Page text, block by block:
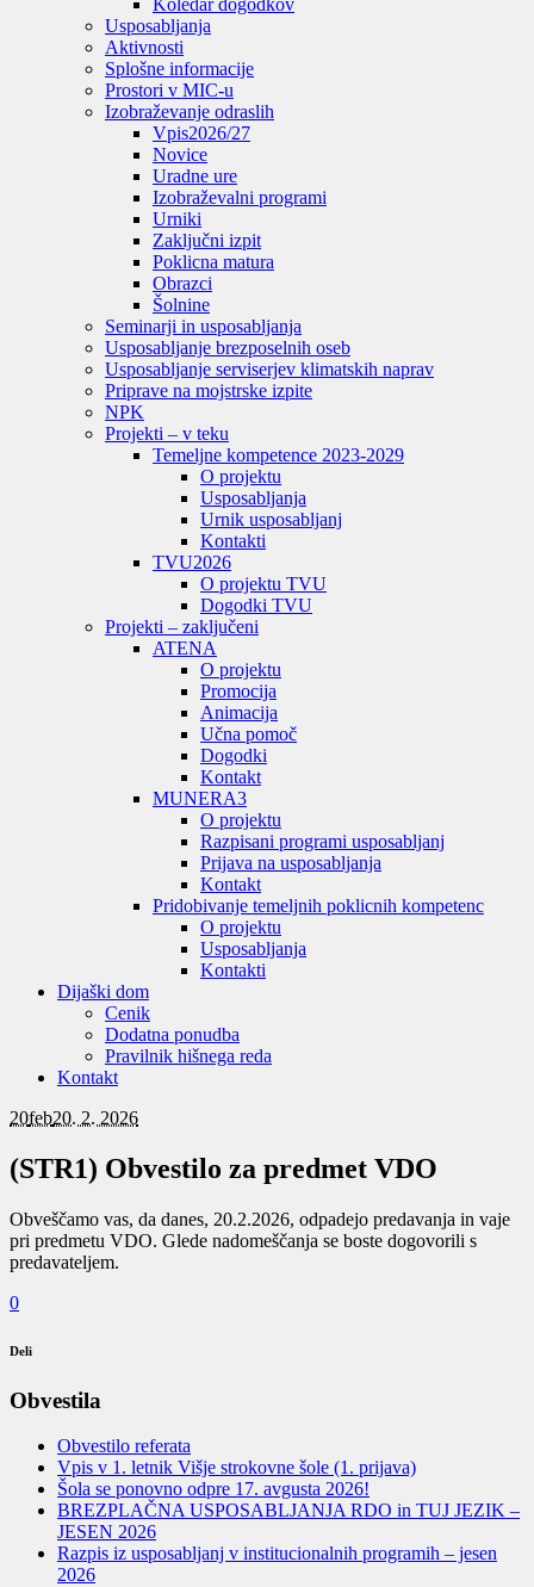
Koledar dogodkov
Usposabljanja
Aktivnosti
Splošne informacije
Prostori v MIC-u
Izobraževanje odraslih
Vpis2026/27
Novice
Uradne ure
Izobraževalni programi
Urniki
Zaključni izpit
Poklicna matura
Obrazci
Šolnine
Seminarji in usposabljanja
Usposabljanje brezposelnih oseb
Usposabljanje serviserjev klimatskih naprav
Priprave na mojstrske izpite
NPK
Projekti – v teku
Temeljne kompetence 2023-2029
O projektu
Usposabljanja
Urnik usposabljanj
Kontakti
TVU2026
O projektu TVU
Dogodki TVU
Projekti – zaključeni
ATENA
O projektu
Promocija
Animacija
Učna pomoč
Dogodki
Kontakt
MUNERA3
O projektu
Razpisani programi usposabljanj
Prijava na usposabljanja
Kontakt
Pridobivanje temeljnih poklicnih kompetenc
O projektu
Usposabljanja
Kontakti
Dijaški dom
Cenik
Dodatna ponudba
Pravilnik hišnega reda
Kontakt
20feb20. 2. 2026
(STR1) Obvestilo za predmet VDO
Obveščamo vas, da danes, 20.2.2026, odpadejo predavanja in vaje
pri predmetu VDO. Glede nadomeščanja se boste dogovorili s
predavateljem.
0
Deli
Obvestila
Obvestilo referata
Vpis v 1. letnik Višje strokovne šole (1. prijava)
Šola se ponovno odpre 17. avgusta 2026!
BREZPLAČNA USPOSABLJANJA RDO in TUJ JEZIK –
JESEN 2026
Razpis iz usposabljanj v institucionalnih programih – jesen
2026